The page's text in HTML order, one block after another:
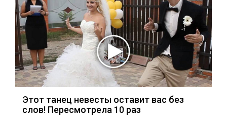
Этот танец невесты оставит вас без
слов! Пересмотрела 10 раз